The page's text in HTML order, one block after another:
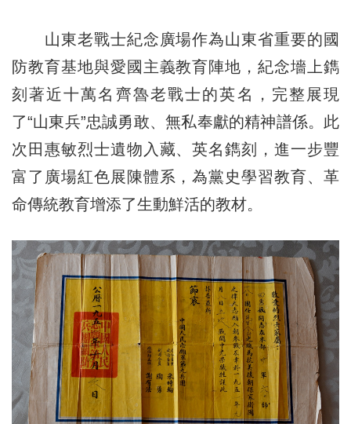
山東老戰士紀念廣場作為山東省重要的國
防教育基地與愛國主義教育陣地，紀念墻上鐫
刻著近十萬名齊魯老戰士的英名，完整展現
了“山東兵”忠誠勇敢、無私奉獻的精神譜係。此
次田惠敏烈士遺物入藏、英名鐫刻，進一步豐
富了廣場紅色展陳體系，為黨史學習教育、革
命傳統教育增添了生動鮮活的教材。